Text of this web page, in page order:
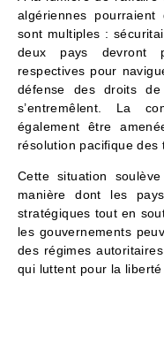
algériennes
sont multiples :
deux pays devront
respectives pour
défense des droits
s’entremêlent. La
également être
résolution pacifique des
Cette situation
manière dont les
stratégiques tout en
les gouvernements
des régimes
qui luttent pour la liberté